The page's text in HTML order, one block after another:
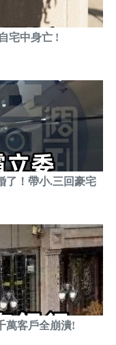
宅中身亡 !
了！帶小.三回豪宅
萬客戶全崩潰!